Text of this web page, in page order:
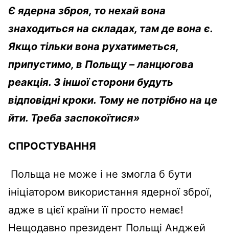
Є ядерна зброя, то нехай вона
знаходиться на складах, там де вона є.
Якщо тільки вона рухатиметься,
припустимо, в Польщу – ланцюгова
реакція. З іншої сторони будуть
відповідні кроки. Тому не потрібно на це
йти. Треба заспокоїтися»
СПРОСТУВАННЯ
Польща не може і не змогла б бути
ініціатором використання ядерної зброї,
адже в цієї країни її просто немає!
Нещодавно президент Польщі Анджей